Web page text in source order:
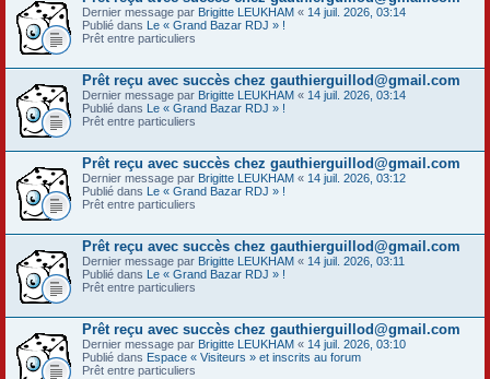
Dernier message par Brigitte LEUKHAM « 14 juil. 2026, 03:14
Publié dans Le « Grand Bazar RDJ » !
Prêt entre particuliers
Prêt reçu avec succès chez gauthierguillod@gmail.com
Dernier message par Brigitte LEUKHAM « 14 juil. 2026, 03:14
Publié dans Le « Grand Bazar RDJ » !
Prêt entre particuliers
Prêt reçu avec succès chez gauthierguillod@gmail.com
Dernier message par Brigitte LEUKHAM « 14 juil. 2026, 03:12
Publié dans Le « Grand Bazar RDJ » !
Prêt entre particuliers
Prêt reçu avec succès chez gauthierguillod@gmail.com
Dernier message par Brigitte LEUKHAM « 14 juil. 2026, 03:11
Publié dans Le « Grand Bazar RDJ » !
Prêt entre particuliers
Prêt reçu avec succès chez gauthierguillod@gmail.com
Dernier message par Brigitte LEUKHAM « 14 juil. 2026, 03:10
Publié dans Espace « Visiteurs » et inscrits au forum
Prêt entre particuliers